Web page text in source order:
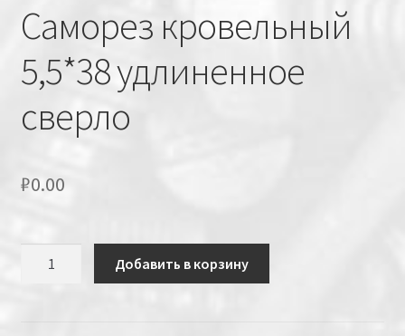
Саморез кровельный
5,5*38 удлиненное
сверло
₽0.00
Добавить в корзину